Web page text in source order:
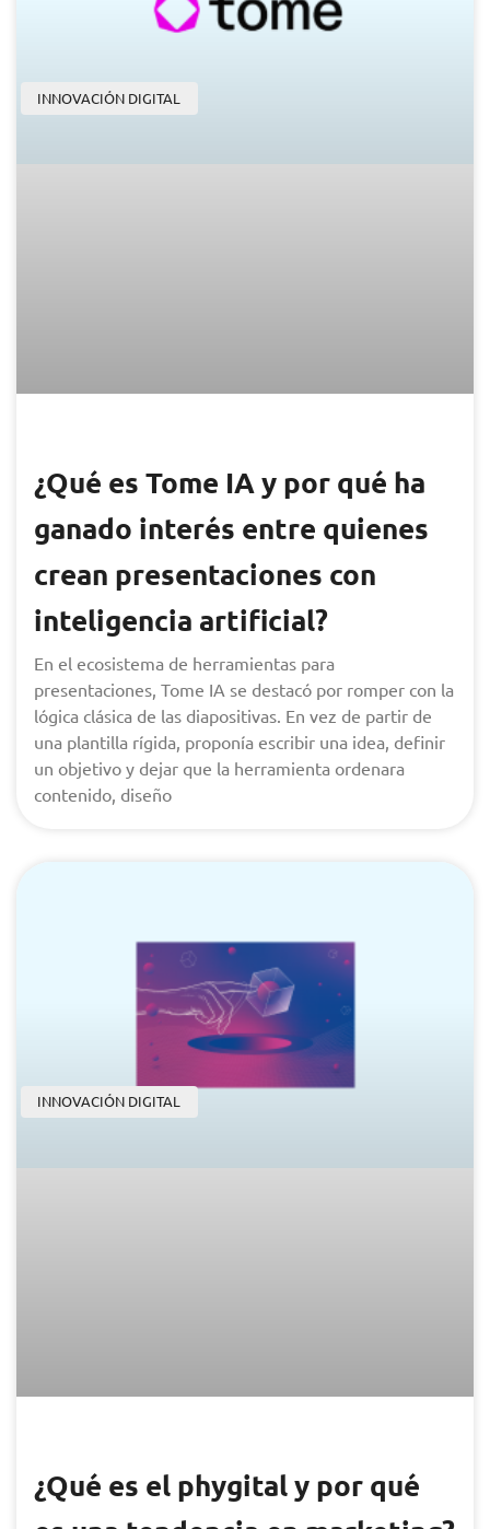
INNOVACIÓN DIGITAL
¿Qué es Tome IA y por qué ha
ganado interés entre quienes
crean presentaciones con
inteligencia artificial?
En el ecosistema de herramientas para
presentaciones, Tome IA se destacó por romper con la
lógica clásica de las diapositivas. En vez de partir de
una plantilla rígida, proponía escribir una idea, definir
un objetivo y dejar que la herramienta ordenara
contenido, diseño
INNOVACIÓN DIGITAL
¿Qué es el phygital y por qué